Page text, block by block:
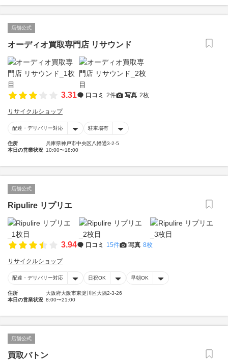
店舗公式
オーディオ買取専門店 リサウンド
3.31 口コミ 2件 写真 2枚
リサイクルショップ
配達・デリバリー対応 駐車場有
住所
兵庫県神戸市中央区八幡通3-2-5
本日の営業状況 10:00〜18:00
店舗公式
Ripulire リプリエ
3.94 口コミ 15件 写真 8枚
リサイクルショップ
配達・デリバリー対応 日祝OK 早朝OK
住所
大阪府大阪市東淀川区大隅2-3-26
本日の営業状況 8:00〜21:00
店舗公式
買取バトン